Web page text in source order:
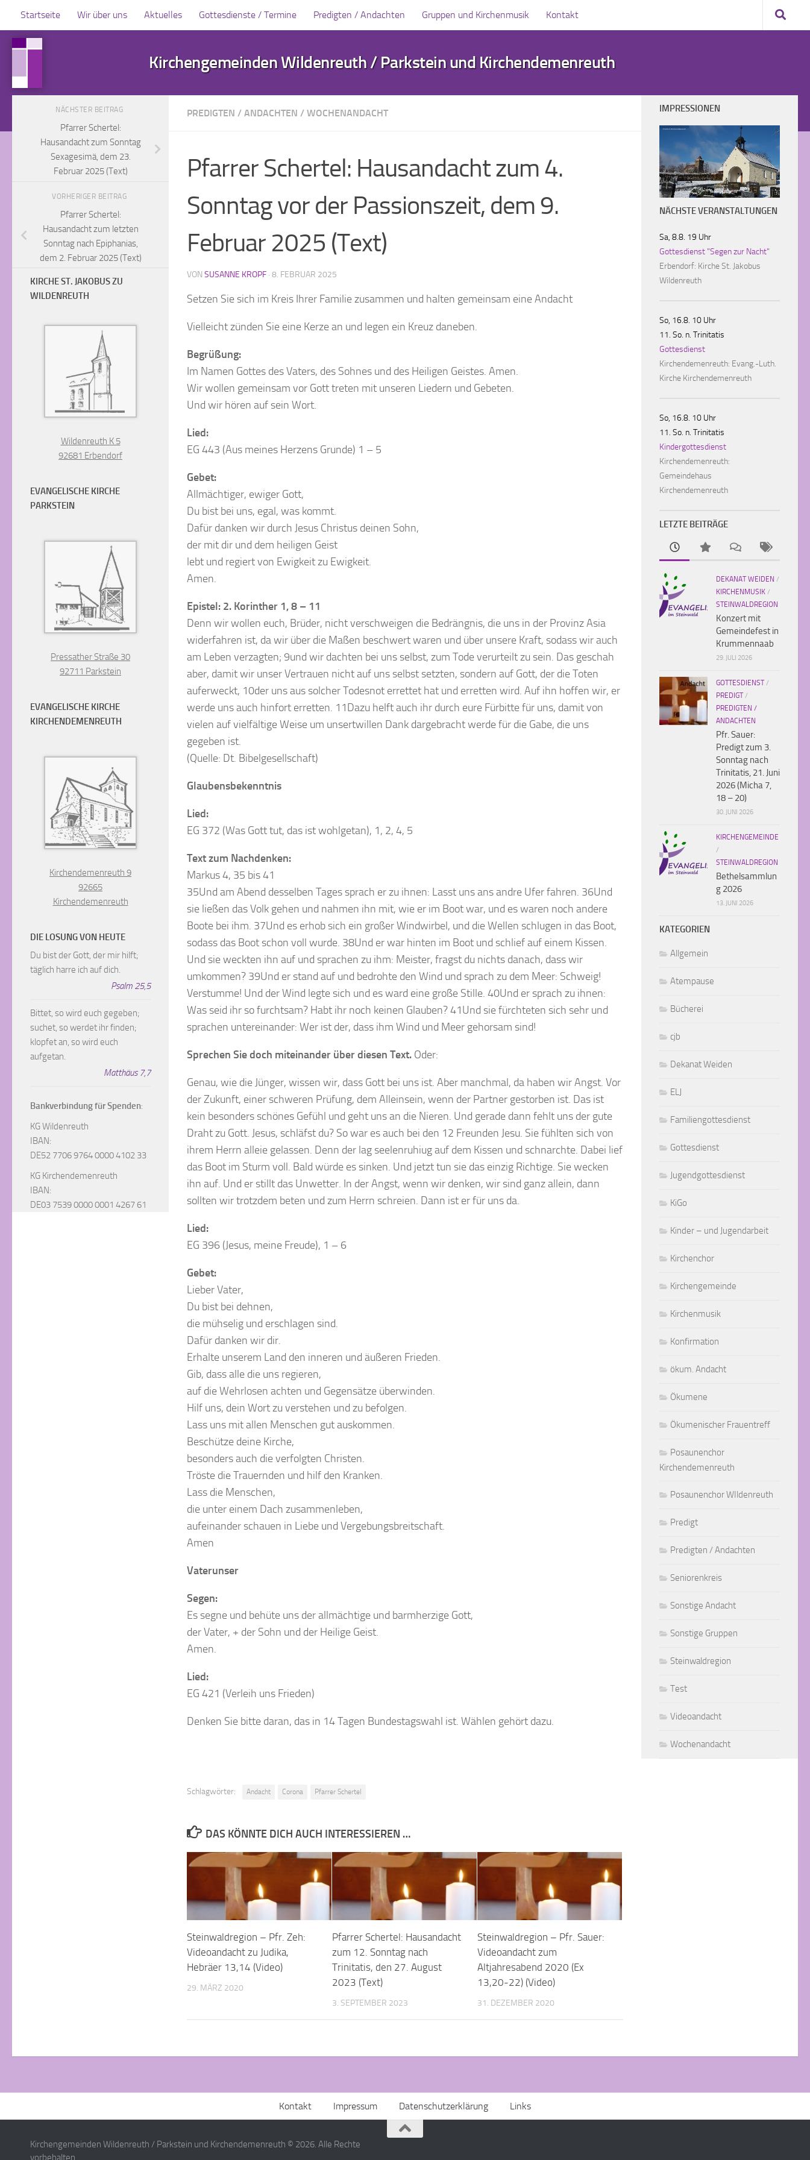
Zum Inhalt springen
Startseite Wir über uns Aktuelles Gottesdienste / Termine Predigten / Andachten Gruppen und Kirchenmusik Kontakt
Kirchengemeinden Wildenreuth / Parkstein und Kirchendemenreuth
PREDIGTEN / ANDACHTEN / WOCHENANDACHT
Pfarrer Schertel: Hausandacht zum 4.
Sonntag vor der Passionszeit, dem 9.
Februar 2025 (Text)
VON SUSANNE KROPF · 8. FEBRUAR 2025
Setzen Sie sich im Kreis Ihrer Familie zusammen und halten gemeinsam eine Andacht
Vielleicht zünden Sie eine Kerze an und legen ein Kreuz daneben.
Begrüßung:
Im Namen Gottes des Vaters, des Sohnes und des Heiligen Geistes. Amen.
Wir wollen gemeinsam vor Gott treten mit unseren Liedern und Gebeten.
Und wir hören auf sein Wort.
Lied:
EG 443 (Aus meines Herzens Grunde) 1 – 5
Gebet:
Allmächtiger, ewiger Gott,
Du bist bei uns, egal, was kommt.
Dafür danken wir durch Jesus Christus deinen Sohn,
der mit dir und dem heiligen Geist
lebt und regiert von Ewigkeit zu Ewigkeit.
Amen.
Epistel: 2. Korinther 1, 8 – 11
Denn wir wollen euch, Brüder, nicht verschweigen die Bedrängnis, die uns in der Provinz Asia
widerfahren ist, da wir über die Maßen beschwert waren und über unsere Kraft, sodass wir auch
am Leben verzagten; 9und wir dachten bei uns selbst, zum Tode verurteilt zu sein. Das geschah
aber, damit wir unser Vertrauen nicht auf uns selbst setzten, sondern auf Gott, der die Toten
auferweckt, 10der uns aus solcher Todesnot errettet hat und erretten wird. Auf ihn hoffen wir, er
werde uns auch hinfort erretten. 11Dazu helft auch ihr durch eure Fürbitte für uns, damit von
vielen auf vielfältige Weise um unsertwillen Dank dargebracht werde für die Gabe, die uns
gegeben ist.
(Quelle: Dt. Bibelgesellschaft)
Glaubensbekenntnis
Lied:
EG 372 (Was Gott tut, das ist wohlgetan), 1, 2, 4, 5
Text zum Nachdenken:
Markus 4, 35 bis 41
35Und am Abend desselben Tages sprach er zu ihnen: Lasst uns ans andre Ufer fahren. 36Und
sie ließen das Volk gehen und nahmen ihn mit, wie er im Boot war, und es waren noch andere
Boote bei ihm. 37Und es erhob sich ein großer Windwirbel, und die Wellen schlugen in das Boot,
sodass das Boot schon voll wurde. 38Und er war hinten im Boot und schlief auf einem Kissen.
Und sie weckten ihn auf und sprachen zu ihm: Meister, fragst du nichts danach, dass wir
umkommen? 39Und er stand auf und bedrohte den Wind und sprach zu dem Meer: Schweig!
Verstumme! Und der Wind legte sich und es ward eine große Stille. 40Und er sprach zu ihnen:
Was seid ihr so furchtsam? Habt ihr noch keinen Glauben? 41Und sie fürchteten sich sehr und
sprachen untereinander: Wer ist der, dass ihm Wind und Meer gehorsam sind!
Sprechen Sie doch miteinander über diesen Text. Oder:
Genau, wie die Jünger, wissen wir, dass Gott bei uns ist. Aber manchmal, da haben wir Angst. Vor
der Zukunft, einer schweren Prüfung, dem Alleinsein, wenn der Partner gestorben ist. Das ist
kein besonders schönes Gefühl und geht uns an die Nieren. Und gerade dann fehlt uns der gute
Draht zu Gott. Jesus, schläfst du? So war es auch bei den 12 Freunden Jesu. Sie fühlten sich von
ihrem Herrn alleie gelassen. Denn der lag seelenruhiug auf dem Kissen und schnarchte. Dabei lief
das Boot im Sturm voll. Bald würde es sinken. Und jetzt tun sie das einzig Richtige. Sie wecken
ihn auf. Und er stillt das Unwetter. In der Angst, wenn wir denken, wir sind ganz allein, dann
sollten wir trotzdem beten und zum Herrn schreien. Dann ist er für uns da.
Lied:
EG 396 (Jesus, meine Freude), 1 – 6
Gebet:
Lieber Vater,
Du bist bei dehnen,
die mühselig und erschlagen sind.
Dafür danken wir dir.
Erhalte unserem Land den inneren und äußeren Frieden.
Gib, dass alle die uns regieren,
auf die Wehrlosen achten und Gegensätze überwinden.
Hilf uns, dein Wort zu verstehen und zu befolgen.
Lass uns mit allen Menschen gut auskommen.
Beschütze deine Kirche,
besonders auch die verfolgten Christen.
Tröste die Trauernden und hilf den Kranken.
Lass die Menschen,
die unter einem Dach zusammenleben,
aufeinander schauen in Liebe und Vergebungsbreitschaft.
Amen
Vaterunser
Segen:
Es segne und behüte uns der allmächtige und barmherzige Gott,
der Vater, + der Sohn und der Heilige Geist.
Amen.
Lied:
EG 421 (Verleih uns Frieden)
Denken Sie bitte daran, das in 14 Tagen Bundestagswahl ist. Wählen gehört dazu.
Schlagwörter: Andacht Corona Pfarrer Schertel
DAS KÖNNTE DICH AUCH INTERESSIEREN …
Steinwaldregion – Pfr. Zeh:
Videoandacht zu Judika,
Hebräer 13,14 (Video)
29. MÄRZ 2020
Pfarrer Schertel: Hausandacht
zum 12. Sonntag nach
Trinitatis, den 27. August
2023 (Text)
3. SEPTEMBER 2023
Steinwaldregion – Pfr. Sauer:
Videoandacht zum
Altjahresabend 2020 (Ex
13,20-22) (Video)
31. DEZEMBER 2020
NÄCHSTER BEITRAG
Pfarrer Schertel:
Hausandacht zum Sonntag
Sexagesimä, dem 23.
Februar 2025 (Text)
VORHERIGER BEITRAG
Pfarrer Schertel:
Hausandacht zum letzten
Sonntag nach Epiphanias,
dem 2. Februar 2025 (Text)
KIRCHE ST. JAKOBUS ZU
WILDENREUTH
Wildenreuth K 5
92681 Erbendorf
EVANGELISCHE KIRCHE
PARKSTEIN
Pressather Straße 30
92711 Parkstein
EVANGELISCHE KIRCHE
KIRCHENDEMENREUTH
Kirchendemenreuth 9
92665
Kirchendemenreuth
DIE LOSUNG VON HEUTE
Du bist der Gott, der mir hilft;
täglich harre ich auf dich.
Psalm 25,5
Bittet, so wird euch gegeben;
suchet, so werdet ihr finden;
klopfet an, so wird euch
aufgetan.
Matthäus 7,7
Bankverbindung für Spenden:
KG Wildenreuth
IBAN:
DE52 7706 9764 0000 4102 33
KG Kirchendemenreuth
IBAN:
DE03 7539 0000 0001 4267 61
IMPRESSIONEN
Friedhof Kirchendemenreuth
NÄCHSTE VERANSTALTUNGEN
Sa, 8.8. 19 Uhr
Gottesdienst "Segen zur Nacht"
Erbendorf: Kirche St. Jakobus
Wildenreuth
So, 16.8. 10 Uhr
11. So. n. Trinitatis
Gottesdienst
Kirchendemenreuth: Evang.-Luth.
Kirche Kirchendemenreuth
So, 16.8. 10 Uhr
11. So. n. Trinitatis
Kindergottesdienst
Kirchendemenreuth:
Gemeindehaus
Kirchendemenreuth
LETZTE BEITRÄGE
DEKANAT WEIDEN /
KIRCHENMUSIK /
STEINWALDREGION
Konzert mit
Gemeindefest in
Krummennaab
29. JULI 2026
GOTTESDIENST/
PREDIGT/
PREDIGTEN /
ANDACHTEN
Pfr. Sauer:
Predigt zum 3.
Sonntag nach
Trinitatis, 21. Juni
2026 (Micha 7,
18 – 20)
30. JUNI 2026
KIRCHENGEMEINDE
/
STEINWALDREGION
Bethelsammlun
g 2026
13. JUNI 2026
KATEGORIEN
Allgemein
Atempause
Bücherei
cjb
Dekanat Weiden
ELJ
Familiengottesdienst
Gottesdienst
Jugendgottesdienst
KiGo
Kinder – und Jugendarbeit
Kirchenchor
Kirchengemeinde
Kirchenmusik
Konfirmation
ökum. Andacht
Ökumene
Ökumenischer Frauentreff
Posaunenchor
Kirchendemenreuth
Posaunenchor WIldenreuth
Predigt
Predigten / Andachten
Seniorenkreis
Sonstige Andacht
Sonstige Gruppen
Steinwaldregion
Test
Videoandacht
Wochenandacht
Kontakt Impressum Datenschutzerklärung Links
Kirchengemeinden Wildenreuth / Parkstein und Kirchendemenreuth © 2026. Alle Rechte
vorbehalten.